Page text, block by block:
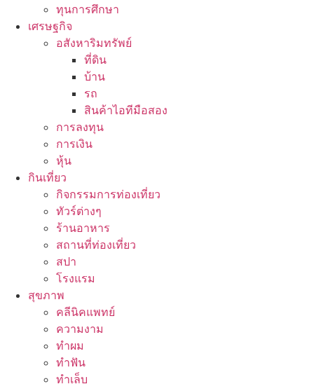
ทุนการศึกษา
เศรษฐกิจ
อสังหาริมทรัพย์
ที่ดิน
บ้าน
รถ
สินค้าไอทีมือสอง
การลงทุน
การเงิน
หุ้น
กินเที่ยว
กิจกรรมการท่องเที่ยว
ทัวร์ต่างๆ
ร้านอาหาร
สถานที่ท่องเที่ยว
สปา
โรงแรม
สุขภาพ
คลีนิคแพทย์
ความงาม
ทำผม
ทำฟัน
ทำเล็บ